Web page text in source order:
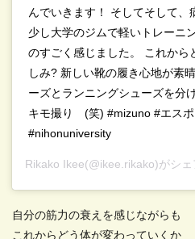
んでいきます！ そしてそして、
少し大学のジムで軽いトレーニ
のすごく感じました。 これから
しみ? 新しい靴の履き心地が素
ーズとランニングシューズを分
キモ撮り (笑) #mizuno #エスポ
#nihonuniversity
Rikako Ikee(@ikee.rikako)がシ
自分の筋力の衰えを感じながらも
これからどう体が変わっていくか